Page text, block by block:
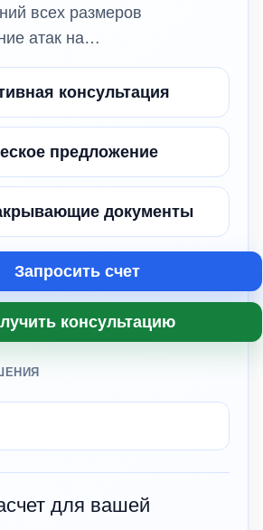
всех размеров
атак на…
консультация
предложение
документы
Запросить счет
консультацию
для вашей